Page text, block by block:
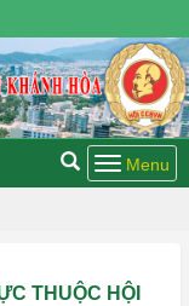
THUỘC HỘI